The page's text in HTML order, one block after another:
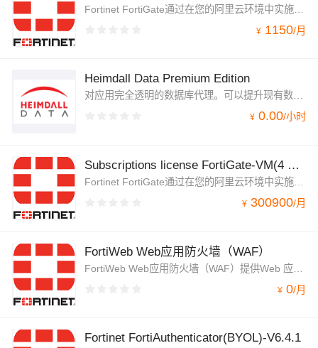
Fortinet FortiGate通过在您的阿里云环境中实施关键的安全控制，来减少系统盲点，从而提高系统安全合规性。
¥ 1150/月
Heimdall Data Premium Edition
对应用完全透明的数据库代理。可以提升现有数据库的SQL性能和稳定性（例如Amazon RDS、Aurora和Redshift；SQL Server、MySQL、Postgres等）。而且可以部署在一个单独的EC2代理层上，不需要更改应用程序。
¥ 0.00/小时
Subscriptions license FortiGate-VM(4 CPU)UTP Bundle 3 Years
Fortinet FortiGate通过在您的阿里云环境中实施关键的安全控制，来减少系统盲点，从而提高系统安全合规性。
¥ 300900/月
FortiWeb Web应用防火墙（WAF）
FortiWeb Web应用防火墙（WAF）提供Web 应用和XML防火墙保护、均衡并加速 Web 应用程序、数据库以及它们之间交换的信息。保护基于Web的应用免受已知和零日威胁的侵害。其基于AI的机器学习可在几乎没有错误肯定检测的情况下识别威胁。
¥ 0/月
Fortinet FortiAuthenticator(BYOL)-V6.4.1